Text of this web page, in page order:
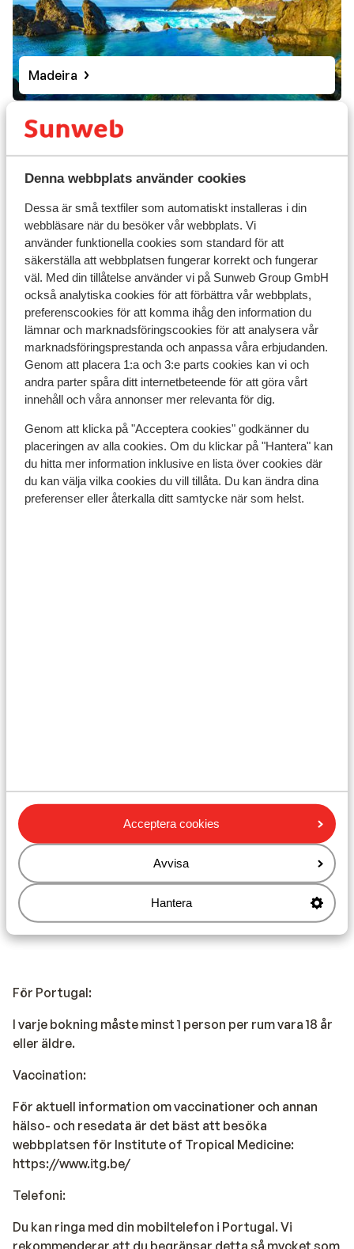
Denna webbplats använder cookies
Dessa är små textfiler som automatiskt installeras i din
webbläsare när du besöker vår webbplats. Vi
använder funktionella cookies som standard för att
säkerställa att webbplatsen fungerar korrekt och fungerar
väl. Med din tillåtelse använder vi på Sunweb Group GmbH
också analytiska cookies för att förbättra vår webbplats,
preferenscookies för att komma ihåg den information du
lämnar och marknadsföringscookies för att analysera vår
marknadsföringsprestanda och anpassa våra erbjudanden.
Genom att placera 1:a och 3:e parts cookies kan vi och
andra parter spåra ditt internetbeteende för att göra vårt
innehåll och våra annonser mer relevanta för dig.
Genom att klicka på "Acceptera cookies" godkänner du
placeringen av alla cookies. Om du klickar på "Hantera" kan
du hitta mer information inklusive en lista över cookies där
du kan välja vilka cookies du vill tillåta. Du kan ändra dina
preferenser eller återkalla ditt samtycke när som helst.
Acceptera cookies
Avvisa
Hantera
Madeira
Portugals huvudstad är Lissabon.
Språk:
Det officiella språket är portugisiska, men du kan
också använda engelska eller franska.
Tid:
I Portugal är det en timme tidigare än i sverige.
Valuta:
Den officiella valutan är euro. Du kan med ditt bankkort
ta ut pengar i en av det många bankomaterna. Betalning
i (större) butiker är också möjligt med bankkort.
Dessutom kan du betala med ditt kreditkort på flera
platser. Detta är inte möjligt på små restauranger och
butiker.
- Om du inte har en svensk nationalitet rekommenderar
vi att du kontaktar ambassaden eller konsulatet.
- Att ha rätt och giltiga resedokument är alltid ditt eget
ansvar.
För Portugal:
I varje bokning måste minst 1 person per rum vara 18 år
eller äldre.
Vaccination:
För aktuell information om vaccinationer och annan
hälso- och resedata är det bäst att besöka
webbplatsen för Institute of Tropical Medicine:
https://www.itg.be/
Telefoni:
Du kan ringa med din mobiltelefon i Portugal. Vi